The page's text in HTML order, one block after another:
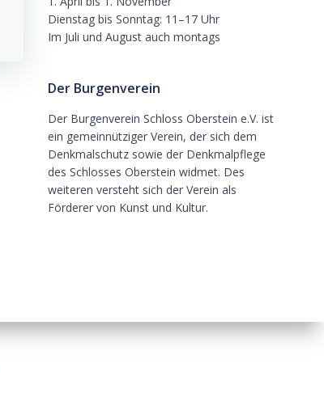
Dienstag bis Sonntag: 11–17 Uhr
Im Juli und August auch montags
Der Burgenverein
Der Burgenverein Schloss Oberstein e.V. ist
ein gemeinnütziger Verein, der sich dem
Denkmalschutz sowie der Denkmalpflege
des Schlosses Oberstein widmet. Des
weiteren versteht sich der Verein als
Förderer von Kunst und Kultur.